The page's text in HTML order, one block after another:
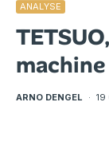
ANALYSE
machine
ARNO DENGEL · 19